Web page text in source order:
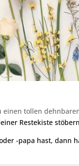
einen tollen
Restekiste
-papa hast, dann